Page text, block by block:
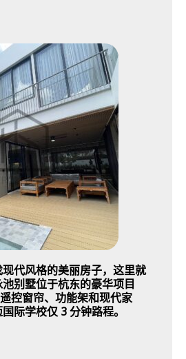
代风格的美丽房子，这里就
别墅位于杭东的豪华项目
控窗帘、功能架和现代家
际学校仅 3 分钟路程。